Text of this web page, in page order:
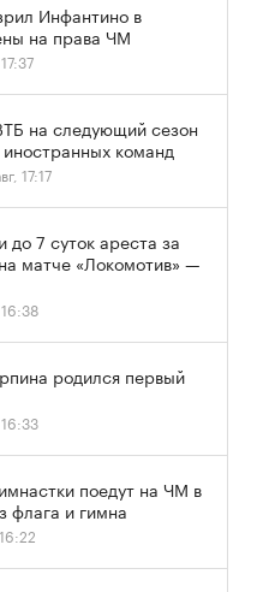
Инфантино в
на права ЧМ
на следующий сезон
команд
17:17
7 суток ареста за
матче «Локомотив» —
родился первый
поедут на ЧМ в
флага и гимна